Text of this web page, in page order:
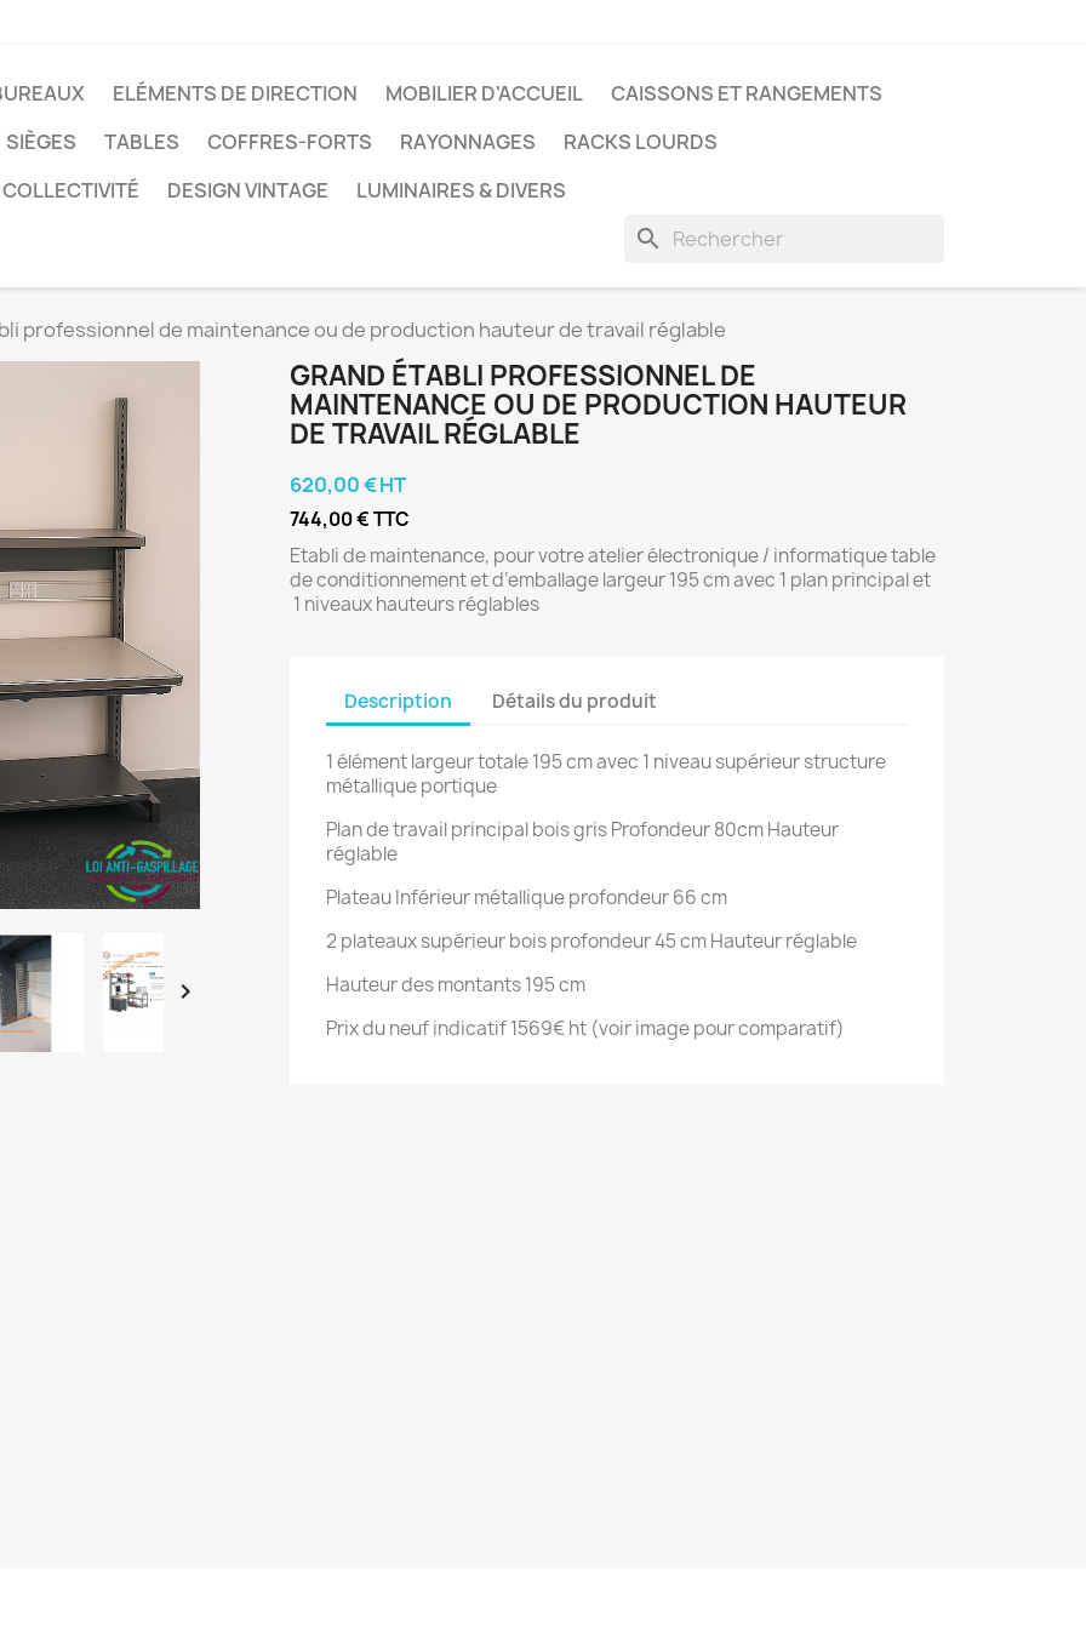
ELÉMENTS DE DIRECTION MOBILIER D'ACCUEIL
CAISSONS ET RANGEMENTS
SIÈGES
TABLES COFFRES-FORTS RAYONNAGES
RACKS LOURDS
DESIGN VINTAGE LUMINAIRES & DIVERS
search
professionnel de maintenance ou de production hauteur de travail réglable

GRAND ÉTABLI PROFESSIONNEL DE
MAINTENANCE OU DE PRODUCTION HAUTEUR
DE TRAVAIL RÉGLABLE
620,00 € HT
744,00 € TTC
Etabli de maintenance, pour votre atelier électronique / informatique table
de conditionnement et d’emballage largeur 195 cm avec 1 plan principal et
1 niveaux hauteurs réglables
Description Détails du produit
1 élément largeur totale 195 cm avec 1 niveau supérieur structure
métallique portique
Plan de travail principal bois gris Profondeur 80cm Hauteur
réglable
Plateau Inférieur métallique profondeur 66 cm
2 plateaux supérieur bois profondeur 45 cm Hauteur réglable
Hauteur des montants 195 cm
Prix du neuf indicatif 1569€ ht (voir image pour comparatif)